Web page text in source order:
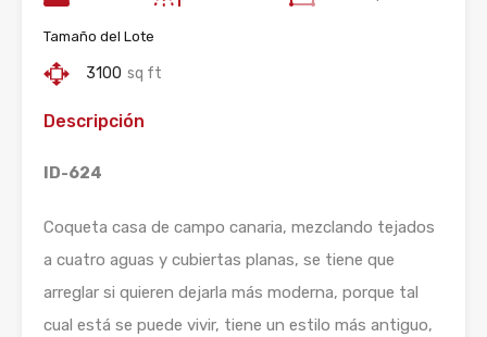
Tamaño del Lote
3100 sq ft
Descripción
ID-624
Coqueta casa de campo canaria, mezclando tejados
a cuatro aguas y cubiertas planas, se tiene que
arreglar si quieren dejarla más moderna, porque tal
cual está se puede vivir, tiene un estilo más antiguo,